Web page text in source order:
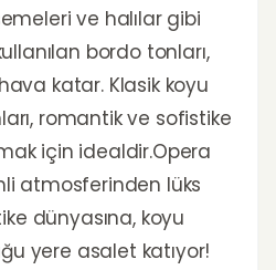
ve halılar gibi
bordo tonları,
katar. Klasik koyu
romantik ve sofistike
için idealdir.Opera
atmosferinden lüks
dünyasına, koyu
yere asalet katıyor!